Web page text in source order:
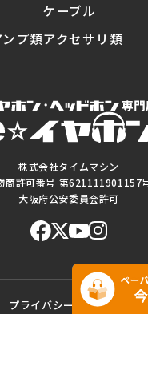
株式会社タイムマシン
商許可番号 第621111901157
大阪府公安委員会許可
プ類
ケーブル
アクセサリ類
プライバシーポリシー